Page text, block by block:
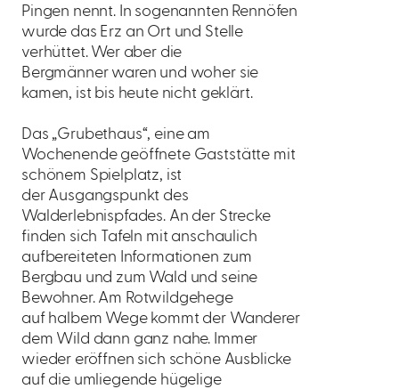
Pingen nennt. In sogenannten Rennöfen
wurde das Erz an Ort und Stelle
verhüttet. Wer aber die
Bergmänner waren und woher sie
kamen, ist bis heute nicht geklärt.
Das „Grubethaus“, eine am
Wochenende geöffnete Gaststätte mit
schönem Spielplatz, ist
der Ausgangspunkt des
Walderlebnispfades. An der Strecke
finden sich Tafeln mit anschaulich
aufbereiteten Informationen zum
Bergbau und zum Wald und seine
Bewohner. Am Rotwildgehege
auf halbem Wege kommt der Wanderer
dem Wild dann ganz nahe. Immer
wieder eröffnen sich schöne Ausblicke
auf die umliegende hügelige